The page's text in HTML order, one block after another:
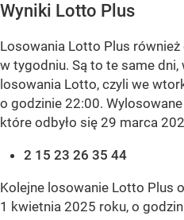
Wyniki Lotto Plus
Losowania Lotto Plus
w tygodniu. Są to te same
losowania Lotto, czyli we
o godzinie 22:00.
które odbyło się 29 marca
2 15 23 26 35 44
Kolejne losowanie Lotto Plus
1 kwietnia 2025 roku, o